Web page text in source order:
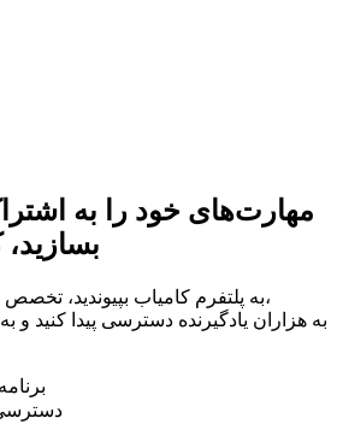
مهارت‌های خود را به
به پلتفرم کامیاب بپیوندید، تخصص خود را به اشتراک بگذارید،
به هزاران یادگیرنده دسترسی پیدا کنید و